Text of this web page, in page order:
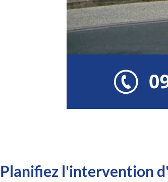
Planifiez l'intervention